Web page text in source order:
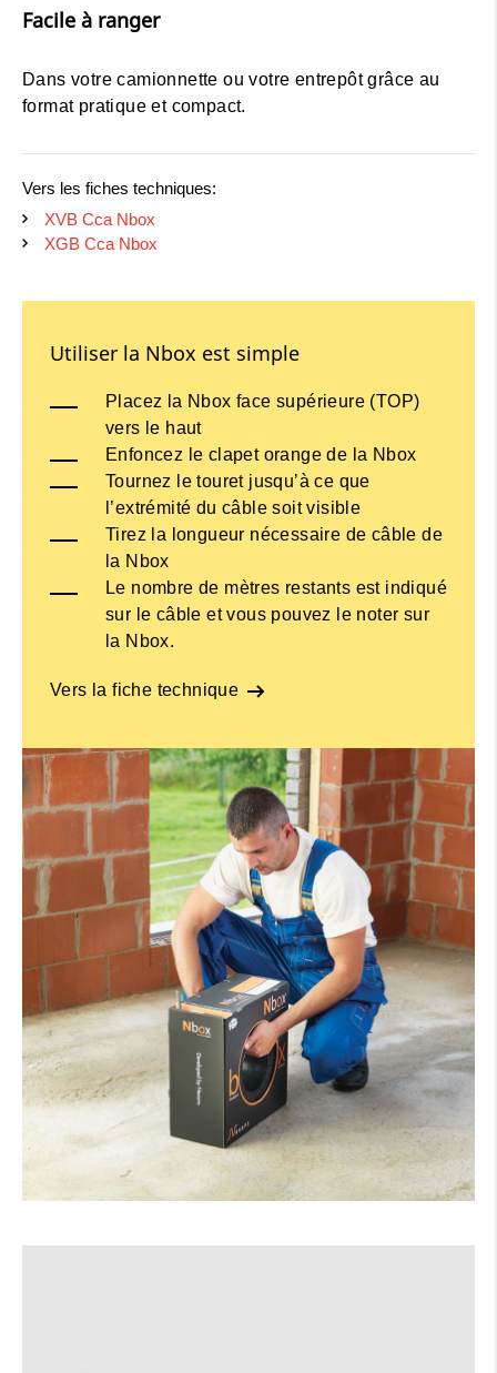
Facile à ranger
Dans votre camionnette ou votre entrepôt grâce au
format pratique et compact.
Vers les fiches techniques:
XVB Cca Nbox
XGB Cca Nbox
Utiliser la Nbox est simple
Placez la Nbox face supérieure (TOP)
vers le haut
Enfoncez le clapet orange de la Nbox
Tournez le touret jusqu’à ce que
l’extrémité du câble soit visible
Tirez la longueur nécessaire de câble de
la Nbox
Le nombre de mètres restants est indiqué
sur le câble et vous pouvez le noter sur
la Nbox.
Vers la fiche technique